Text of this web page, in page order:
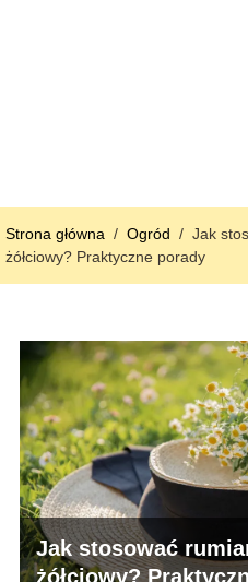
Strona główna / Ogród / Jak
żółciowy? Praktyczne porady
Jak stosować
żółciowy?